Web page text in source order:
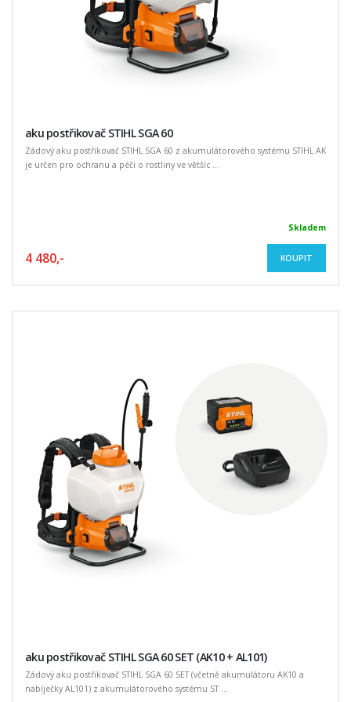
aku postřikovač STIHL SGA 60
Zádový aku postřikovač STIHL SGA 60 z akumulátorového systému STIHL AK
je určen pro ochranu a péči o rostliny ve většíc ...
Skladem
4 480,- KOUPIT
aku postřikovač STIHL SGA 60 SET (AK10 + AL101)
Zádový aku postřikovač STIHL SGA 60 SET (včetně akumulátoru AK10 a
nabíječky AL101) z akumulátorového systému ST ...